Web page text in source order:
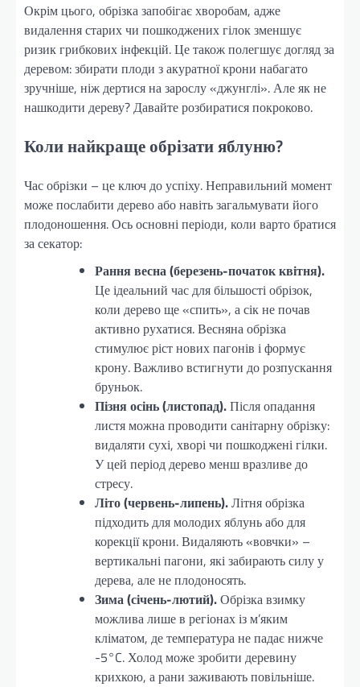
Окрім цього, обрізка запобігає хворобам, адже
видалення старих чи пошкоджених гілок зменшує
ризик грибкових інфекцій. Це також полегшує догляд за
деревом: збирати плоди з акуратної крони набагато
зручніше, ніж дертися на зарослу «джунглі». Але як не
нашкодити дереву? Давайте розбиратися покроково.
Коли найкраще обрізати яблуню?
Час обрізки – це ключ до успіху. Неправильний момент
може послабити дерево або навіть загальмувати його
плодоношення. Ось основні періоди, коли варто братися
за секатор:
Рання весна (березень-початок квітня).
Це ідеальний час для більшості обрізок,
коли дерево ще «спить», а сік не почав
активно рухатися. Весняна обрізка
стимулює ріст нових пагонів і формує
крону. Важливо встигнути до розпускання
бруньок.
Пізня осінь (листопад).Після опадання
листя можна проводити санітарну обрізку:
видаляти сухі, хворі чи пошкоджені гілки.
У цей період дерево менш вразливе до
стресу.
Літо (червень-липень).Літня обрізка
підходить для молодих яблунь або для
корекції крони. Видаляють «вовчки» –
вертикальні пагони, які забирають силу у
дерева, але не плодоносять.
Зима (січень-лютий).Обрізка взимку
можлива лише в регіонах із м’яким
кліматом, де температура не падає нижче
-5°C. Холод може зробити деревину
крихкою, а рани заживають повільніше.